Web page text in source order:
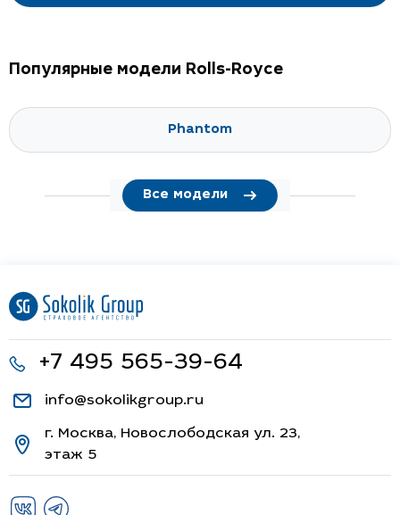
Популярные модели Rolls-Royce
Phantom
Все модели
+7 495 565-39-64
info@sokolikgroup.ru
г. Москва, Новослободская ул. 23,
этаж 5